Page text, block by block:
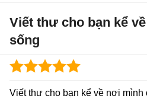
Viết thư cho bạn kể
sống
Viết thư cho bạn kể về nơi